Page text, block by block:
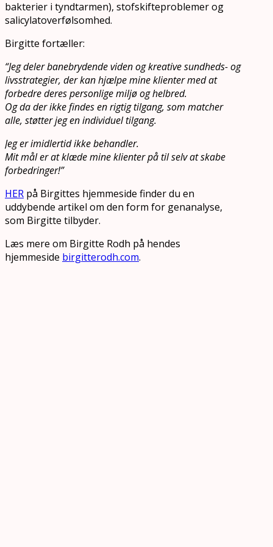
bakterier i tyndtarmen), stofskifteproblemer og
salicylatoverfølsomhed.
Birgitte fortæller:
“Jeg deler banebrydende viden og kreative sundheds- og
livsstrategier, der kan hjælpe mine klienter med at
forbedre deres personlige miljø og helbred.
Og da der ikke findes en rigtig tilgang, som matcher
alle, støtter jeg en individuel tilgang.
Jeg er imidlertid ikke behandler.
Mit mål er at klæde mine klienter på til selv at skabe
forbedringer!”
HER på Birgittes hjemmeside finder du en
uddybende artikel om den form for genanalyse,
som Birgitte tilbyder.
Læs mere om Birgitte Rodh på hendes
hjemmeside birgitterodh.com.